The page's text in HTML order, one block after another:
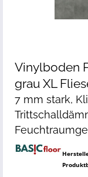
Vinylboden
grau XL
7 mm stark,